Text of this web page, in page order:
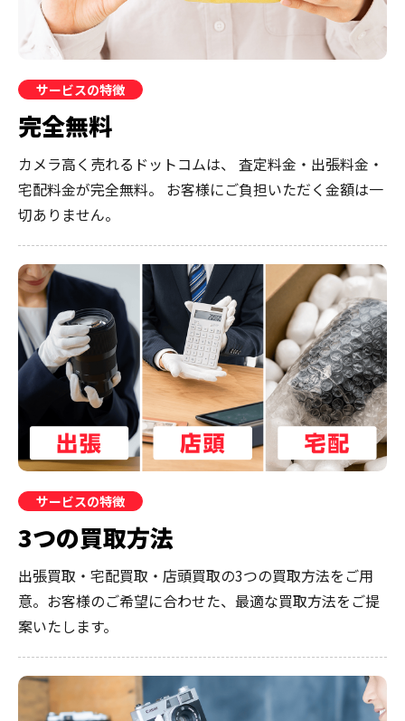
サービスの特徴
完全無料
カメラ高く売れるドットコムは、 査定料金・出張料金・
宅配料金が完全無料。 お客様にご負担いただく金額は一
切ありません。
サービスの特徴
3つの買取方法
出張買取・宅配買取・店頭買取の3つの買取方法をご用
意。お客様のご希望に合わせた、最適な買取方法をご提
案いたします。